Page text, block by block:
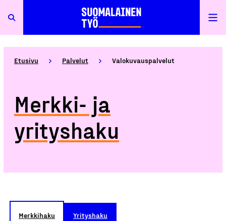
Etusivu Palvelut Valokuvauspalvelut
Merkki- ja
yrityshaku
Merkkihaku Yrityshaku